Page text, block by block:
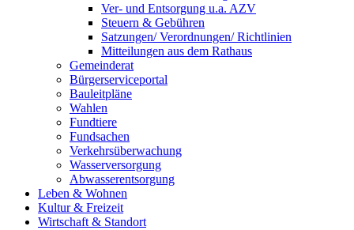
Ver- und Entsorgung u.a. AZV
Steuern & Gebühren
Satzungen/ Verordnungen/ Richtlinien
Mitteilungen aus dem Rathaus
Gemeinderat
Bürgerserviceportal
Bauleitpläne
Wahlen
Fundtiere
Fundsachen
Verkehrsüberwachung
Wasserversorgung
Abwasserentsorgung
Leben & Wohnen
Kultur & Freizeit
Wirtschaft & Standort